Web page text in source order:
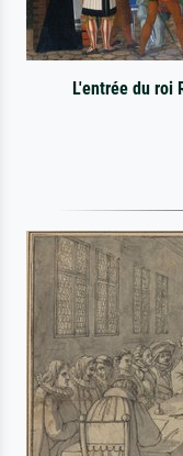
L'entrée du roi